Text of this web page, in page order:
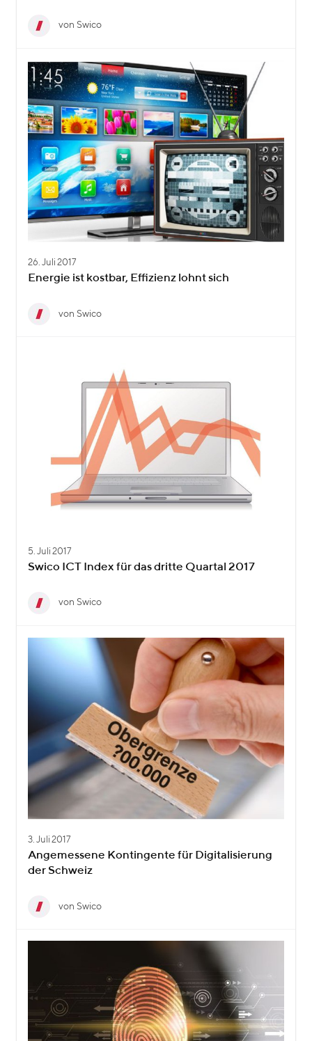
von Swico
26. Juli 2017
Energie ist kostbar, Effizienz lohnt sich
von Swico
5. Juli 2017
Swico ICT Index für das dritte Quartal 2017
von Swico
3. Juli 2017
Angemessene Kontingente für Digitalisierung
der Schweiz
von Swico